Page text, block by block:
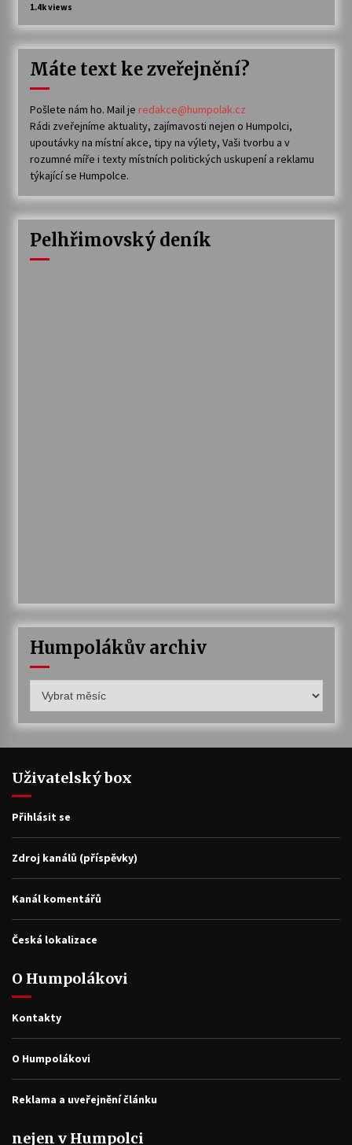
1.4k views
Máte text ke zveřejnění?
Pošlete nám ho. Mail je redakce@humpolak.cz
Rádi zveřejníme aktuality, zajímavosti nejen o Humpolci,
upoutávky na místní akce, tipy na výlety, Vaši tvorbu a v
rozumné míře i texty místních politických uskupení a reklamu
týkající se Humpolce.
Pelhřimovský deník
Humpolákův archiv
archiv
Uživatelský box
Přihlásit se
Zdroj kanálů (příspěvky)
Kanál komentářů
Česká lokalizace
O Humpolákovi
Kontakty
O Humpolákovi
Reklama a uveřejnění článku
nejen v Humpolci